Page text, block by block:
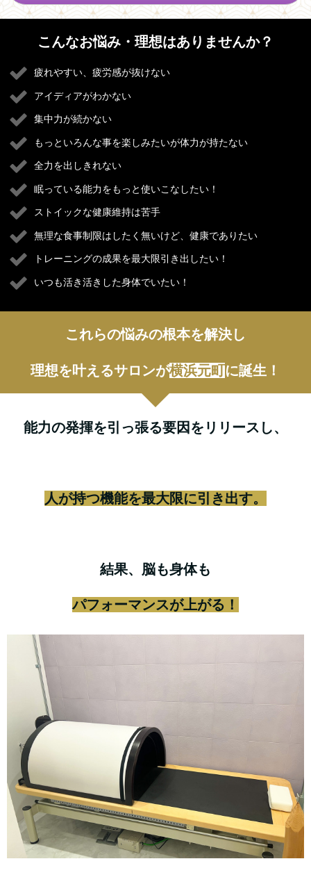
こんなお悩み・理想はありませんか？
疲れやすい、疲労感が抜けない
アイディアがわかない
集中力が続かない
もっといろんな事を楽しみたいが体力が持たない
全力を出しきれない
眠っている能力をもっと使いこなしたい！
ストイックな健康維持は苦手
無理な食事制限はしたく無いけど、健康でありたい
トレーニングの成果を最大限引き出したい！
いつも活き活きした身体でいたい！
これらの悩みの根本を解決し
理想を叶えるサロンが横浜元町に誕生！
能力の発揮を引っ張る要因をリリースし、
人が持つ機能を最大限に引き出す。
結果、脳も身体も
パフォーマンスが上がる！